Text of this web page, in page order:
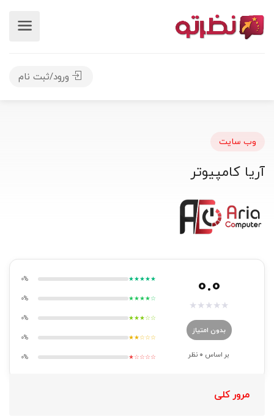
ورود/ثبت نام
وب سایت
آریا کامپیوتر
0.0
★
★
★
★
★
بدون امتیاز
بر اساس 0 نظر
★★★★★
0%
★★★★☆
0%
★★★☆☆
0%
★★☆☆☆
0%
★☆☆☆☆
0%
مرور کلی